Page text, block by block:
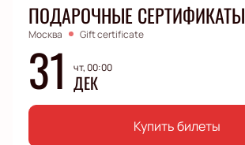
ПОДАРОЧНЫЕ СЕРТИФИКАТЫ
Москва Gift certificate
31 чт, 00:00
ДЕК
Купить билеты